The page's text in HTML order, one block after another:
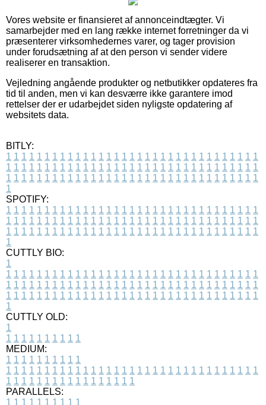
Vores website er finansieret af annonceindtægter. Vi
samarbejder med en lang række internet forretninger da vi
præsenterer virksomhedernes varer, og tager provision
under forudsætning af at den person vi sender videre
realiserer en transaktion.
Vejledning angående produkter og netbutikker opdateres fra
tid til anden, men vi kan desværre ikke garantere imod
rettelser der er udarbejdet siden nyligste opdatering af
websitets data.
BITLY:
1 1 1 1 1 1 1 1 1 1 1 1 1 1 1 1 1 1 1 1 1 1 1 1 1 1 1 1 1 1 1 1 1
1 1 1 1 1 1 1 1 1 1 1 1 1 1 1 1 1 1 1 1 1 1 1 1 1 1 1 1 1 1 1 1 1
1 1 1 1 1 1 1 1 1 1 1 1 1 1 1 1 1 1 1 1 1 1 1 1 1 1 1 1 1 1 1 1 1
1
SPOTIFY:
1 1 1 1 1 1 1 1 1 1 1 1 1 1 1 1 1 1 1 1 1 1 1 1 1 1 1 1 1 1 1 1 1
1 1 1 1 1 1 1 1 1 1 1 1 1 1 1 1 1 1 1 1 1 1 1 1 1 1 1 1 1 1 1 1 1
1 1 1 1 1 1 1 1 1 1 1 1 1 1 1 1 1 1 1 1 1 1 1 1 1 1 1 1 1 1 1 1 1
1
CUTTLY BIO:
1
1 1 1 1 1 1 1 1 1 1 1 1 1 1 1 1 1 1 1 1 1 1 1 1 1 1 1 1 1 1 1 1 1
1 1 1 1 1 1 1 1 1 1 1 1 1 1 1 1 1 1 1 1 1 1 1 1 1 1 1 1 1 1 1 1 1
1 1 1 1 1 1 1 1 1 1 1 1 1 1 1 1 1 1 1 1 1 1 1 1 1 1 1 1 1 1 1 1 1
1
CUTTLY OLD:
1
1 1 1 1 1 1 1 1 1 1
MEDIUM:
1 1 1 1 1 1 1 1 1 1
1 1 1 1 1 1 1 1 1 1 1 1 1 1 1 1 1 1 1 1 1 1 1 1 1 1 1 1 1 1 1 1 1
1 1 1 1 1 1 1 1 1 1 1 1 1 1 1 1 1
PARALLELS:
1 1 1 1 1 1 1 1 1 1